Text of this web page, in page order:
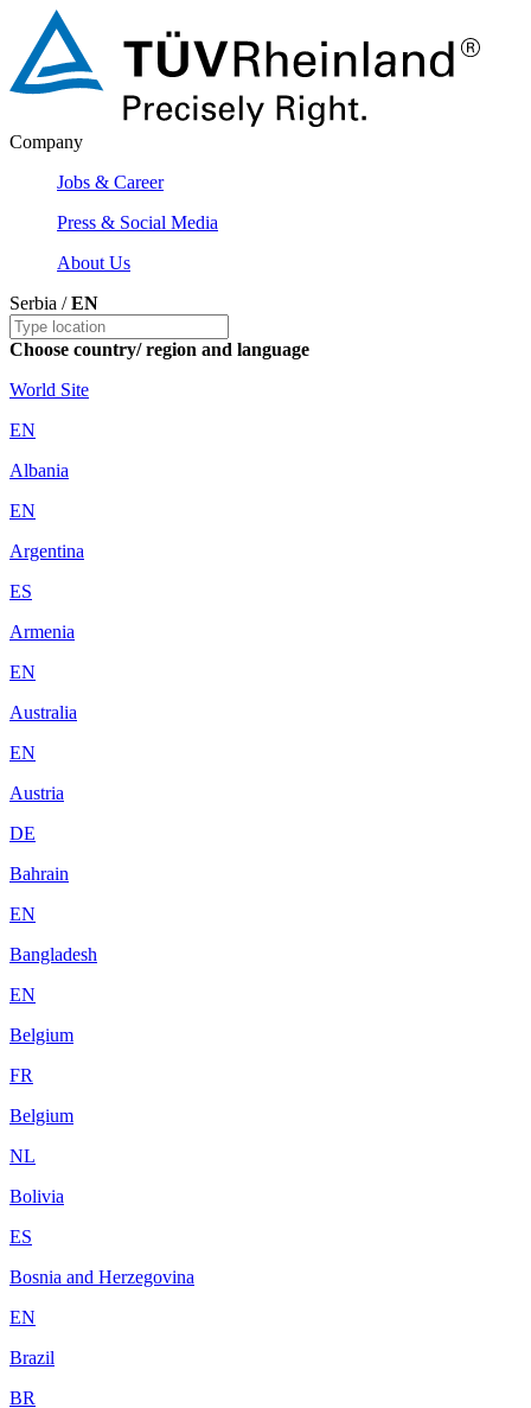
Company
Jobs & Career
Press & Social Media
About Us
Serbia /EN
Choose country/ region and language
World Site
EN
Albania
EN
Argentina
ES
Armenia
EN
Australia
EN
Austria
DE
Bahrain
EN
Bangladesh
EN
Belgium
FR
Belgium
NL
Bolivia
ES
Bosnia and Herzegovina
EN
Brazil
BR